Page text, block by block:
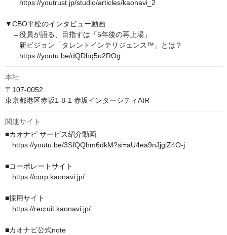
https://youtrust.jp/studio/articles/kaonavi_2
▼CBO平松のインタビュー動画
→役員が語る、目指すは「5年後の再上場」
新ビジョン「タレントインテリジェンス™」とは？
https://youtu.be/dQDhq5u2ROg
本社
〒107-0052
東京都港区赤坂1-8-1 赤坂インターシティAIR
関連サイト
■カオナビ サービス紹介動画
https://youtu.be/3SfQQhm6dkM?si=aU4ea9nJjglZ4O-j
■コーポレートサイト
https://corp.kaonavi.jp/
■採用サイト
https://recruit.kaonavi.jp/
■カオナビ公式note